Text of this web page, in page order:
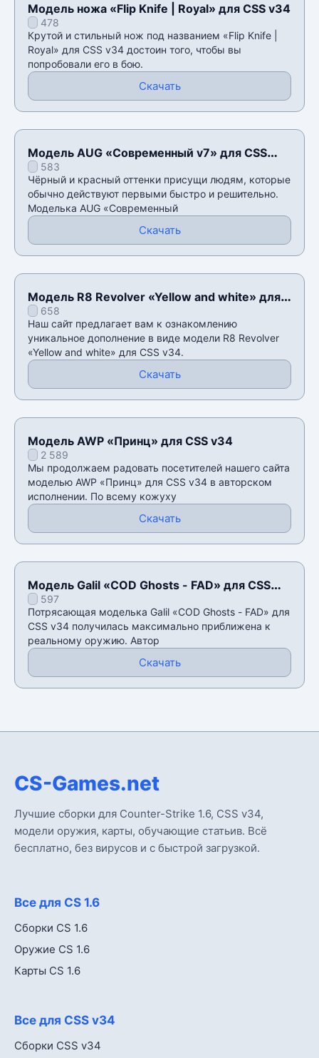
Модель ножа «Flip Knife | Royal» для CSS v34
478
Крутой и стильный нож под названием «Flip Knife |
Royal» для CSS v34 достоин того, чтобы вы
попробовали его в бою.
Скачать
Модель AUG «Современный v7» для CSS
v34583
Чёрный и красный оттенки присущи людям, которые
обычно действуют первыми быстро и решительно.
Моделька AUG «Современный
Скачать
Модель R8 Revolver «Yellow and white» для
CSS v34
658
Наш сайт предлагает вам к ознакомлению
уникальное дополнение в виде модели R8 Revolver
«Yellow and white» для CSS v34.
Скачать
Модель AWP «Принц» для CSS v34
2 589
Мы продолжаем радовать посетителей нашего сайта
моделью AWP «Принц» для CSS v34 в авторском
исполнении. По всему кожуху
Скачать
Модель Galil «COD Ghosts - FAD» для CSS
v34597
Потрясающая моделька Galil «COD Ghosts - FAD» для
CSS v34 получилась максимально приближена к
реальному оружию. Автор
Скачать
CS-Games.net
Лучшие сборки для Counter-Strike 1.6, CSS v34,
модели оружия, карты, обучающие статьив. Всё
бесплатно, без вирусов и с быстрой загрузкой.
Все для CS 1.6
Сборки CS 1.6
Оружие CS 1.6
Карты CS 1.6
Все для CSS v34
Сборки CSS v34